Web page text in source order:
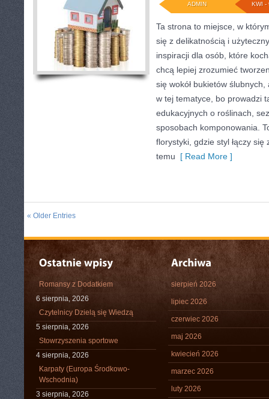
KWI -
ADMIN
Ta strona to miejsce, w
się z delikatnością i
inspiracji dla osób, które
chcą lepiej zrozumieć
się wokół bukietów
w tej tematyce, bo prowadzi
edukacyjnych o roślinach,
sposobach komponowania.
florystyki, gdzie styl łączy się
temu [ Read More ]
« Older Entries
Romansy z Dodatkiem
6 sierpnia, 2026
Czytelnicy Dzielą się Wiedzą
5 sierpnia, 2026
Stowrzyszenia sportowe
4 sierpnia, 2026
Karpaty (Europa Środkowo-
Wschodnia)
3 sierpnia, 2026
sierpień 2026
lipiec 2026
czerwiec 2026
maj 2026
kwiecień 2026
marzec 2026
luty 2026